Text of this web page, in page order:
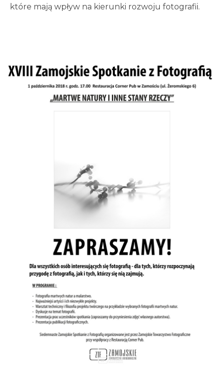
które mają wpływ na kierunki rozwoju fotografii.